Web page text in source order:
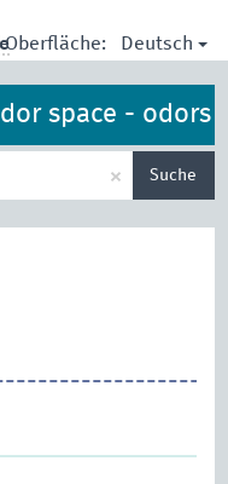
Oberfläche: Deutsch
space - odors
× Suche